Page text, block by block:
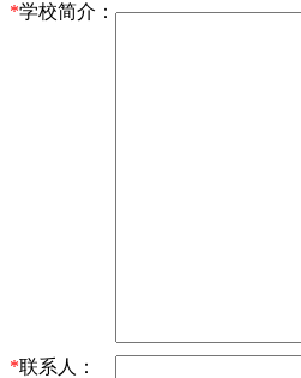
*学校简介：
*联系人：